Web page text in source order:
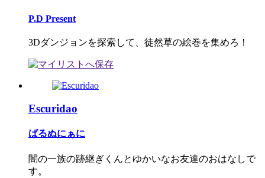
P.D Present
3Dダンジョンを探索して、徒然草の絵巻を集めろ！
Escuridao
ばるぬにぁに
闇の一族の跡継ぎくんとゆかいなお友達のおはなしで
す。